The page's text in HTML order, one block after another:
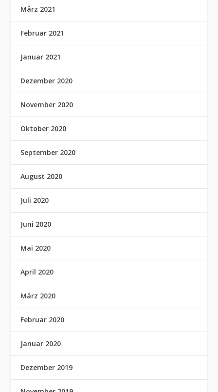
März 2021
Februar 2021
Januar 2021
Dezember 2020
November 2020
Oktober 2020
September 2020
August 2020
Juli 2020
Juni 2020
Mai 2020
April 2020
März 2020
Februar 2020
Januar 2020
Dezember 2019